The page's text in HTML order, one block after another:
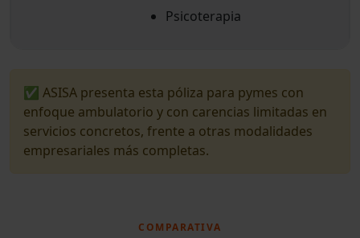
Psicoterapia
✅ ASISA presenta esta póliza para pymes con
enfoque ambulatorio y con carencias limitadas en
servicios concretos, frente a otras modalidades
empresariales más completas.
COMPARATIVA